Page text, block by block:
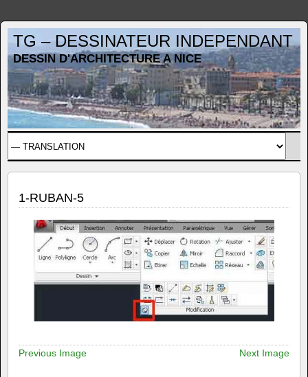
TG – DESSINATEUR INDEPENDANT
DESSIN D'ARCHITECTURE A NICE
1-RUBAN-5
Previous Image Next Image